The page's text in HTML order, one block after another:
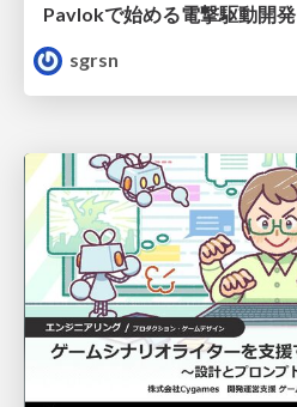
Pavlokで始める電撃駆動開発
sgrsn